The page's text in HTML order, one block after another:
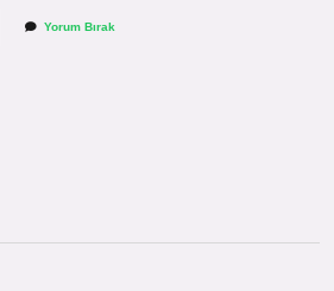
Yorum Bırak